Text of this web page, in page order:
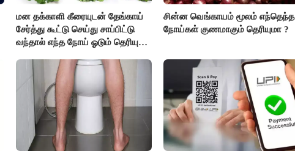
மன தக்காளி கீரையுடன் தேங்காய்
சேர்த்து கூட்டு செய்து சாப்பிட்டு
வந்தால் எந்த நோய் ஓடும் தெரியுமா
சின்ன வெங்காயம் மூலம் எந்தெந்த
நோய்கள் குணமாகும் தெரியுமா ?